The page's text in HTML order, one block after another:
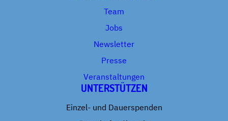
Team
Jobs
Newsletter
Presse
Veranstaltungen
UNTERSTÜTZEN
Einzel- und Dauerspenden